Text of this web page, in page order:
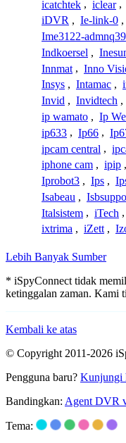
icatchtek , iclear ,
iDVR , Ie-link-0 ,
Ime3122-admnq39
Indkoersel ,
Innmat , Inno
Insys , Intamac ,
Invid , Invidtech ,
ip wamato , Ip
ip633 , Ip66 ,
ipcam central ,
iphone cam , ipip ,
Iprobot3 , Ips ,
Isabeau ,
Italsistem , iTech ,
ixtrima , iZett ,
Lebih Banyak Sumber
* iSpyConnect tidak
ketinggalan zaman. Kami
Kembali ke atas
© Copyright 2011-2026
Pengguna baru? Kunjungi
Bandingkan: Agent DVR
Tema: